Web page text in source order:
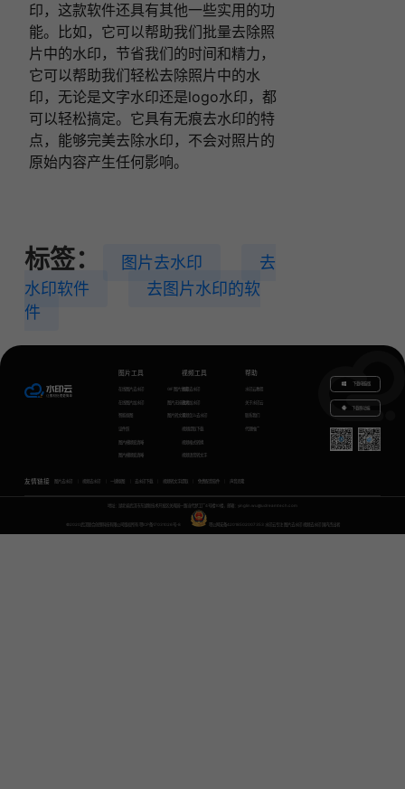
印，这款软件还具有其他一些实用的功
能。比如，它可以帮助我们批量去除照
片中的水印，节省我们的时间和精力，
它可以帮助我们轻松去除照片中的水
印，无论是文字水印还是logo水印，都
可以轻松搞定。它具有无痕去水印的特
点，能够完美去除水印，不会对照片的
原始内容产生任何影响。
标签： 图片去水印
去
水印软件
去图片水印的软
件
图片工具
在线图片去水印
在线图片加水印
智能抠图
证件照
图片模糊变清晰
图片模糊变清晰
GIF图片生成
图片无损放大
图片转文字
视频工具
视频去水印
视频加水印
视频怎么去水印
视频提取下载
视频格式转换
视频语音转文字
帮助
水印云教程
关于水印云
联系我们
代理推广
下载电脑版
下载移动端
友情链接 图片去水印 视频去水印 一键抠图 去水印下载 视频转文字提取 免费配音软件 声音克隆
地址：湖北省武汉市东湖新技术开发区关南园一路当代梦工厂4号楼10楼，邮箱：yinglin.wu@udreamtech.com
©2020武汉联合创想科技有限公司版权所有 鄂ICP备17031026号-8 鄂公网安备42018502007353 水印云专注 图片去水印 视频去水印 国内杰出者